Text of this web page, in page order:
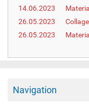
:
14.06.2023
26.05.2023
26.05.2023
Navigation